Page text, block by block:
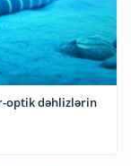
optik dəhlizlərin